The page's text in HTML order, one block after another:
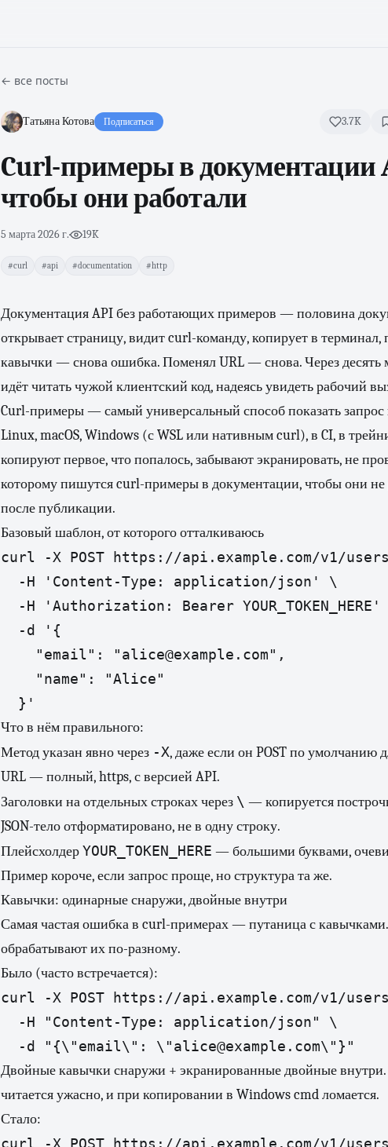
← все посты
Татьяна Котова Подписаться 3.7K
Curl-примеры в документации
чтобы они работали
5 марта 2026 г.· 19K
#curl #api #documentation #http
Документация API без работающих примеров — половина
открывает страницу, видит curl-команду, копирует в
кавычки — снова ошибка. Поменял URL — снова. Через десять
идёт читать чужой клиентский код, надеясь увидеть рабочий
Curl-примеры — самый универсальный способ показать запрос
Linux, macOS, Windows (с WSL или нативным curl), в CI, в
копируют первое, что попалось, забывают экранировать, не
которому пишутся curl-примеры в документации, чтобы они не
после публикации.
Базовый шаблон, от которого отталкиваюсь
curl -X POST https://api.example.com/v1/
  -H 'Content-Type: application/json' \
-H 'Authorization: Bearer YOUR_TOKEN_HERE'
  -d '{
    "email": "alice@example.com",
    "name": "Alice"
Что в нём правильного:
Метод указан явно через -X, даже если он POST по умолчанию
URL — полный, https, с версией API.
Заголовки на отдельных строках через \ — копируется
JSON-тело отформатировано, не в одну строку.
ПлейсхолдерYOUR_TOKEN_HERE — большими буквами,
Пример короче, если запрос проще, но структура та же.
Кавычки: одинарные снаружи, двойные внутри
Самая частая ошибка в curl-примерах — путаница с
обрабатывают их по-разному.
Было (часто встречается):
curl -X POST https://api.example.com/v1/
  -H "Content-Type: application/json" \
Двойные кавычки снаружи + экранированные двойные внутри.
читается ужасно, и при копировании в Windows cmd ломается.
Стало:
curl -X POST https://api.example.com/v1/